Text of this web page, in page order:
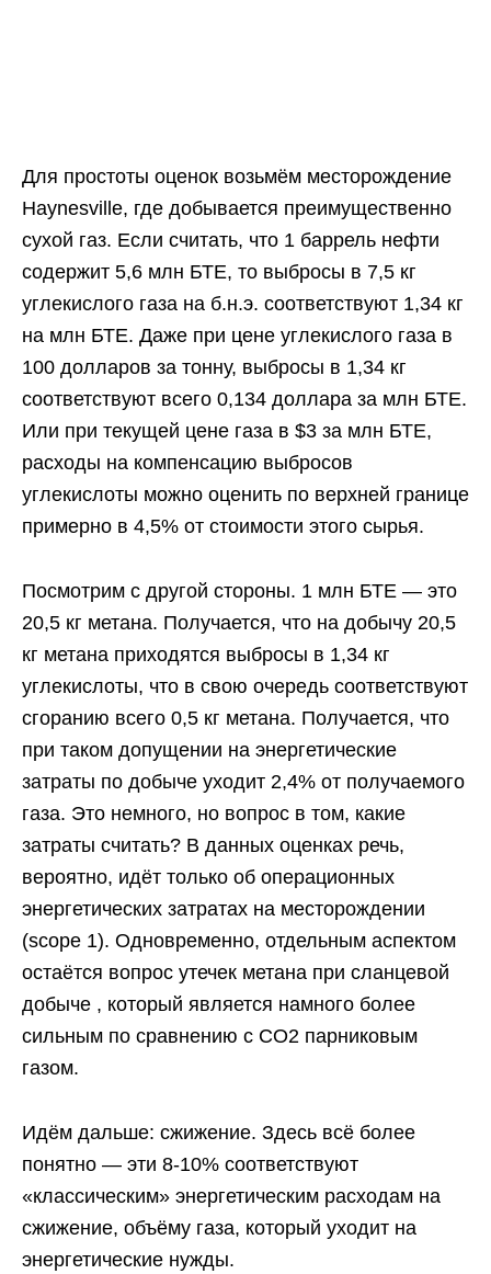
Для простоты оценок возьмём месторождение
Haynesville, где добывается преимущественно
сухой газ. Если считать, что 1 баррель нефти
содержит 5,6 млн БТЕ, то выбросы в 7,5 кг
углекислого газа на б.н.э. соответствуют 1,34 кг
на млн БТЕ. Даже при цене углекислого газа в
100 долларов за тонну, выбросы в 1,34 кг
соответствуют всего 0,134 доллара за млн БТЕ.
Или при текущей цене газа в $3 за млн БТЕ,
расходы на компенсацию выбросов
углекислоты можно оценить по верхней границе
примерно в 4,5% от стоимости этого сырья.
Посмотрим с другой стороны. 1 млн БТЕ — это
20,5 кг метана. Получается, что на добычу 20,5
кг метана приходятся выбросы в 1,34 кг
углекислоты, что в свою очередь соответствуют
сгоранию всего 0,5 кг метана. Получается, что
при таком допущении на энергетические
затраты по добыче уходит 2,4% от получаемого
газа. Это немного, но вопрос в том, какие
затраты считать? В данных оценках речь,
вероятно, идёт только об операционных
энергетических затратах на месторождении
(scope 1). Одновременно, отдельным аспектом
остаётся вопрос утечек метана при сланцевой
добыче , который является намного более
сильным по сравнению с СО2 парниковым
газом.
Идём дальше: сжижение. Здесь всё более
понятно — эти 8-10% соответствуют
«классическим» энергетическим расходам на
сжижение, объёму газа, который уходит на
энергетические нужды.